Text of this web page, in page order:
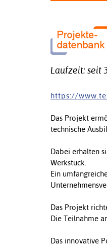
Laufzeit: seit
h t t p s : / / w w w . t
Das Projekt
technische
Dabei erhalten
Werkstück.
Ein
Das Projekt
Die Teilnahme
Das innovative